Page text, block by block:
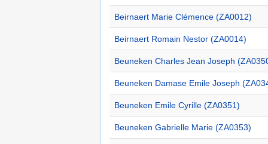
Beirnaert Marie Clémence (ZA0012)
Beirnaert Romain Nestor (ZA0014)
Beuneken Charles Jean Joseph
Beuneken Damase Emile Joseph
Beuneken Emile Cyrille (ZA0351)
Beuneken Gabrielle Marie (ZA0353)